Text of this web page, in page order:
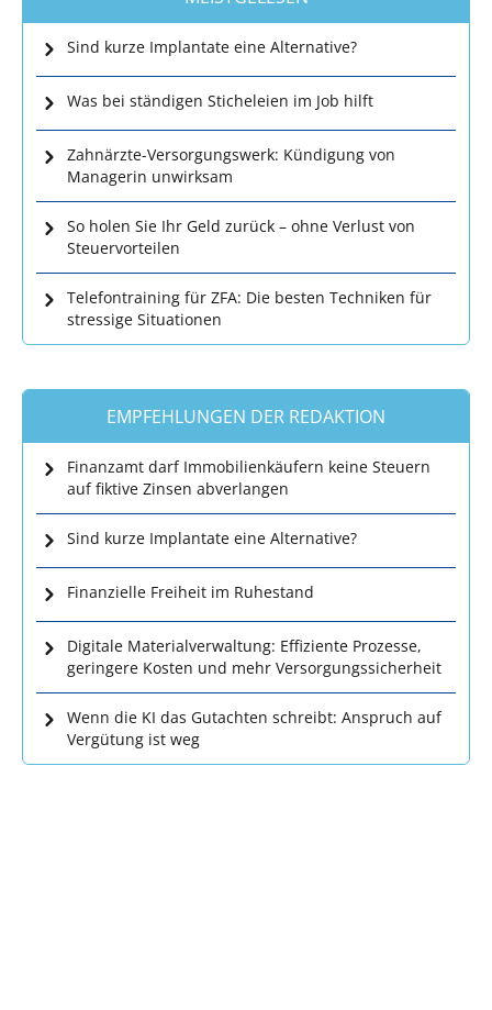
Sind kurze Implantate eine Alternative?
Was bei ständigen Sticheleien im Job hilft
Zahnärzte-Versorgungswerk: Kündigung von
Managerin unwirksam
So holen Sie Ihr Geld zurück – ohne Verlust von
Steuervorteilen
Telefontraining für ZFA: Die besten Techniken für
stressige Situationen
EMPFEHLUNGEN DER REDAKTION
Finanzamt darf Immobilienkäufern keine Steuern
auf fiktive Zinsen abverlangen
Sind kurze Implantate eine Alternative?
Finanzielle Freiheit im Ruhestand
Digitale Materialverwaltung: Effiziente Prozesse,
geringere Kosten und mehr Versorgungssicherheit
Wenn die KI das Gutachten schreibt: Anspruch auf
Vergütung ist weg